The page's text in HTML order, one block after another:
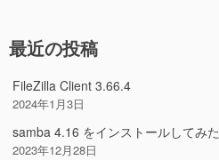
最近の投稿
FileZilla Client 3.66.4
2024年1月3日
samba 4.16 をインストールしてみた
2023年12月28日